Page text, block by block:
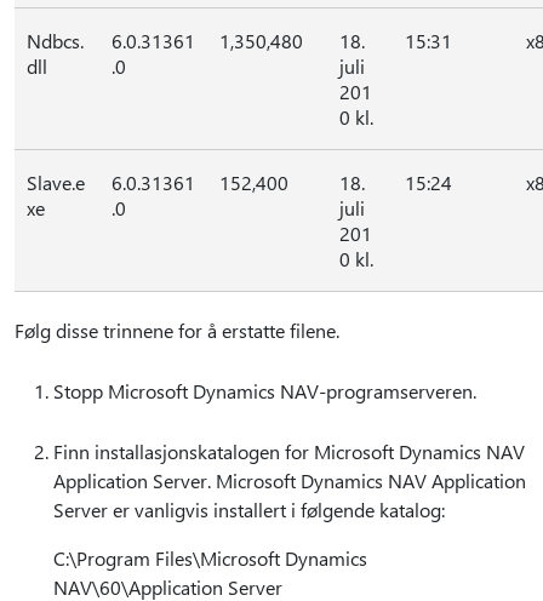
Ndbcs.
dll
6.0.31361
.0
1,350,480
18.
juli
201
0 kl.
15:31
Slave.e
xe
6.0.31361
.0
152,400
18.
juli
201
0 kl.
15:24
Følg disse trinnene for å erstatte filene.
Stopp Microsoft Dynamics NAV-programserveren.
Finn installasjonskatalogen for Microsoft Dynamics NAV
Application Server. Microsoft Dynamics NAV Application
Server er vanligvis installert i følgende katalog:
C:\Program Files\Microsoft Dynamics
NAV\60\Application Server